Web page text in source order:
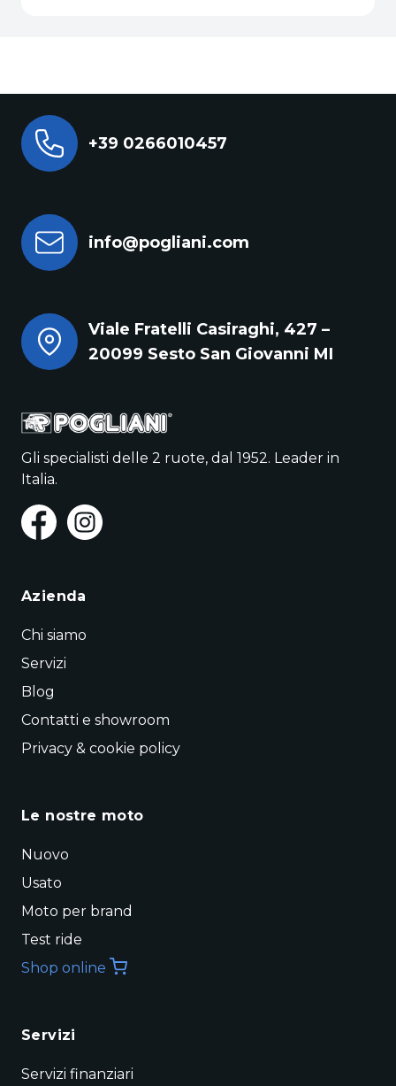
+39 0266010457
info@pogliani.com
Viale Fratelli Casiraghi, 427 –
20099 Sesto San Giovanni MI
Gli specialisti delle 2 ruote, dal 1952. Leader in
Italia.
Azienda
Chi siamo
Servizi
Blog
Contatti e showroom
Privacy & cookie policy
Le nostre moto
Nuovo
Usato
Moto per brand
Test ride
Shop online
Servizi
Servizi finanziari